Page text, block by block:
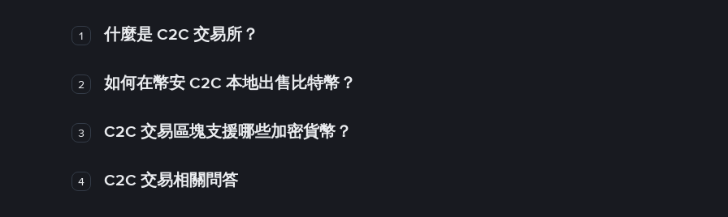
1 什麼是 C2C 交易所？
2 如何在幣安 C2C 本地出售比特幣？
3 C2C 交易區塊支援哪些加密貨幣？
4 C2C 交易相關問答